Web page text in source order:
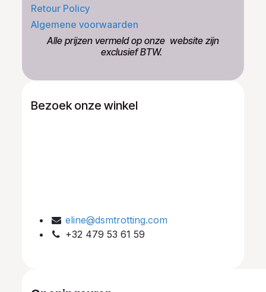
Retour Policy
Algemene voorwaarden
​Alle prijzen vermeld op onze ​website zijn
exclusief BTW.
Bezoek onze winkel
eline@dsmtrotting.com
+32 479 53 61 59